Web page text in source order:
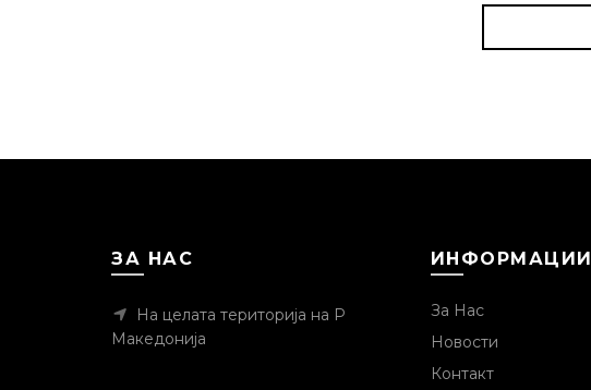
ЗА НАС
На целата територија на Р
Македонија
ИНФОРМАЦИИ
За Нас
Новости
Контакт